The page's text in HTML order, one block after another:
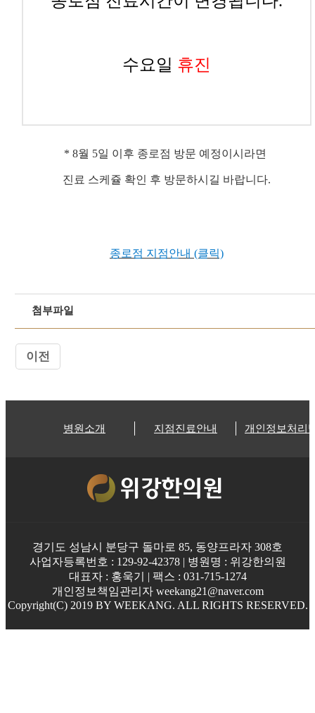
수요일 휴진
​* 8월 5일 이후 종로점 방문 예정이시라면
진료 스케쥴 확인 후 방문하시길 바랍니다.
종로점 지점안내 (클릭)
첨부파일
이전
병원소개 지점진료안내 개인정보처리
경기도 성남시 분당구 돌마로 85, 동양프라자 308호
사업자등록번호 : 129-92-42378 | 병원명 : 위강한의원
대표자 : 홍욱기 | 팩스 : 031-715-1274
개인정보책임관리자 weekang21@naver.com
Copyright(C) 2019 BY WEEKANG. ALL RIGHTS RESERVED.